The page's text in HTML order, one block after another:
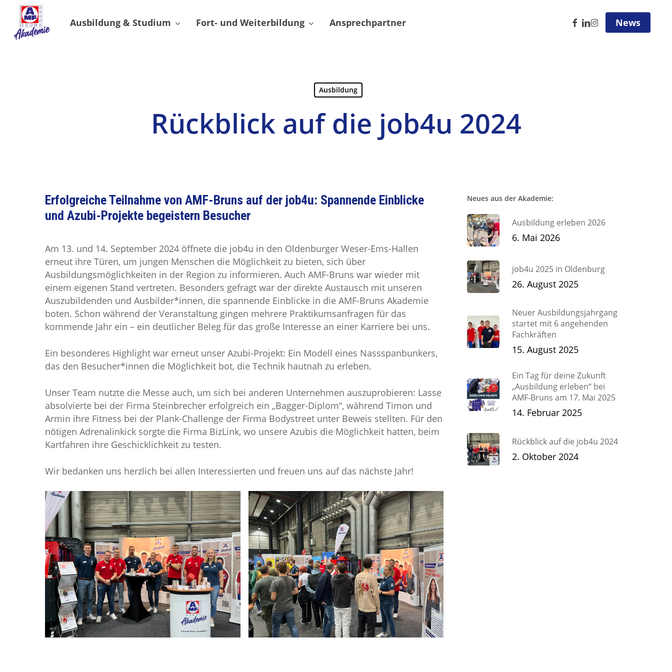
main
Ausbildung & Studium Fort- und Weiterbildung Ansprechpartner News
facebook
linkedin
instagram
Ausbildung
Rückblick auf die job4u 2024
Erfolgreiche Teilnahme von AMF-Bruns auf der job4u: Spannende Einblicke
und Azubi-Projekte begeistern Besucher
Am 13. und 14. September 2024 öffnete die job4u in den Oldenburger Weser-Ems-Hallen
erneut ihre Türen, um jungen Menschen die Möglichkeit zu bieten, sich über
Ausbildungsmöglichkeiten in der Region zu informieren. Auch AMF-Bruns war wieder mit
einem eigenen Stand vertreten. Besonders gefragt war der direkte Austausch mit unseren
Auszubildenden und Ausbilder*innen, die spannende Einblicke in die AMF-Bruns Akademie
boten. Schon während der Veranstaltung gingen mehrere Praktikumsanfragen für das
kommende Jahr ein – ein deutlicher Beleg für das große Interesse an einer Karriere bei uns.
Ein besonderes Highlight war erneut unser Azubi-Projekt: Ein Modell eines Nassspanbunkers,
das den Besucher*innen die Möglichkeit bot, die Technik hautnah zu erleben.
Unser Team nutzte die Messe auch, um sich bei anderen Unternehmen auszuprobieren: Lasse
absolvierte bei der Firma Steinbrecher erfolgreich ein „Bagger-Diplom“, während Timon und
Armin ihre Fitness bei der Plank-Challenge der Firma Bodystreet unter Beweis stellten. Für den
nötigen Adrenalinkick sorgte die Firma BizLink, wo unsere Azubis die Möglichkeit hatten, beim
Kartfahren ihre Geschicklichkeit zu testen.
Wir bedanken uns herzlich bei allen Interessierten und freuen uns auf das nächste Jahr!
Neues aus der Akademie:
Ausbildung erleben 2026
6. Mai 2026
job4u 2025 in Oldenburg
26. August 2025
Neuer Ausbildungsjahrgang
startet mit 6 angehenden
Fachkräften
15. August 2025
Ein Tag für deine Zukunft
„Ausbildung erleben“ bei
AMF-Bruns am 17. Mai 2025
14. Februar 2025
Rückblick auf die job4u 2024
2. Oktober 2024